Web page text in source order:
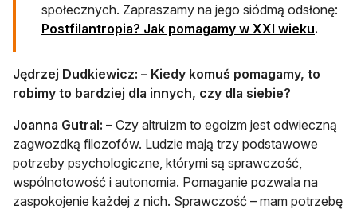
społecznych. Zapraszamy na jego siódmą odsłonę:
Postfilantropia? Jak pomagamy w XXI wieku.
Jędrzej Dudkiewicz: – Kiedy komuś pomagamy, to
robimy to bardziej dla innych, czy dla siebie?
Joanna Gutral: – Czy altruizm to egoizm jest odwieczną
zagwozdką filozofów. Ludzie mają trzy podstawowe
potrzeby psychologiczne, którymi są sprawczość,
wspólnotowość i autonomia. Pomaganie pozwala na
zaspokojenie każdej z nich. Sprawczość – mam potrzebę